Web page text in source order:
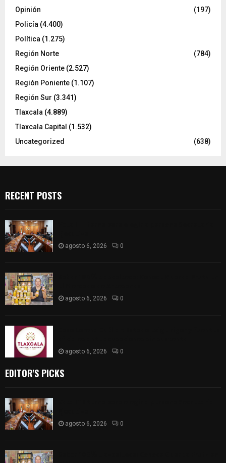
Opinión
(197)
Policía (4.400)
Política (1.275)
Región Norte
(784)
Región Oriente (2.527)
Región Poniente (1.107)
Región Sur (3.341)
Tlaxcala (4.889)
Tlaxcala Capital (1.532)
Uncategorized
(638)
RECENT POSTS
agosto 6, 2026 0
agosto 6, 2026 0
agosto 6, 2026 0
EDITOR'S PICKS
agosto 6, 2026 0